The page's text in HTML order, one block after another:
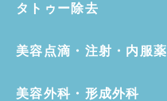
タトゥー除去
美容点滴・注射・内服薬
美容外科・形成外科